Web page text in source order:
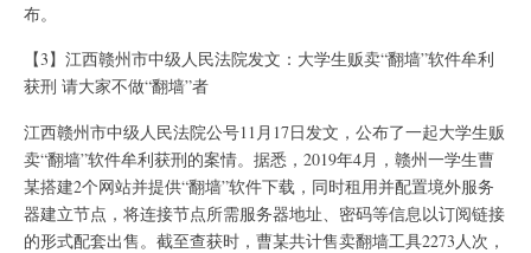
布。
【3】江西赣州市中级人民法院发文：大学生贩卖“翻墙”软件牟利
获刑 请大家不做“翻墙”者
江西赣州市中级人民法院公号11月17日发文，公布了一起大学生贩
卖“翻墙”软件牟利获刑的案情。据悉，2019年4月，赣州一学生曹
某搭建2个网站并提供“翻墙”软件下载，同时租用并配置境外服务
器建立节点，将连接节点所需服务器地址、密码等信息以订阅链接
的形式配套出售。截至查获时，曹某共计售卖翻墙工具2273人次，